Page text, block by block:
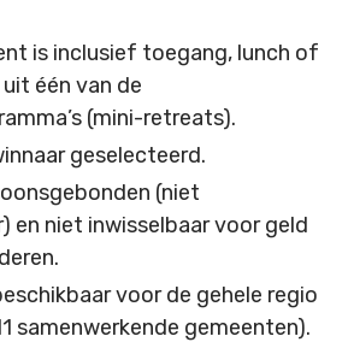
is inclusief toegang, lunch of
één van de
(mini-retreats).
geselecteerd.
(niet
en niet inwisselbaar voor geld
voor de gehele regio
samenwerkende gemeenten).